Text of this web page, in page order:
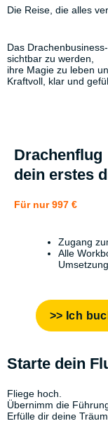
Die Reise, die alles
Das
sichtbar zu werden,
ihre Magie zu leben
Kraftvoll, klar und
Drachenflug
dein erstes
Für nur 997 €
Zugang
Alle
>> Ich
Starte dein
Fliege hoch.
Übernimm die
Erfülle dir deine